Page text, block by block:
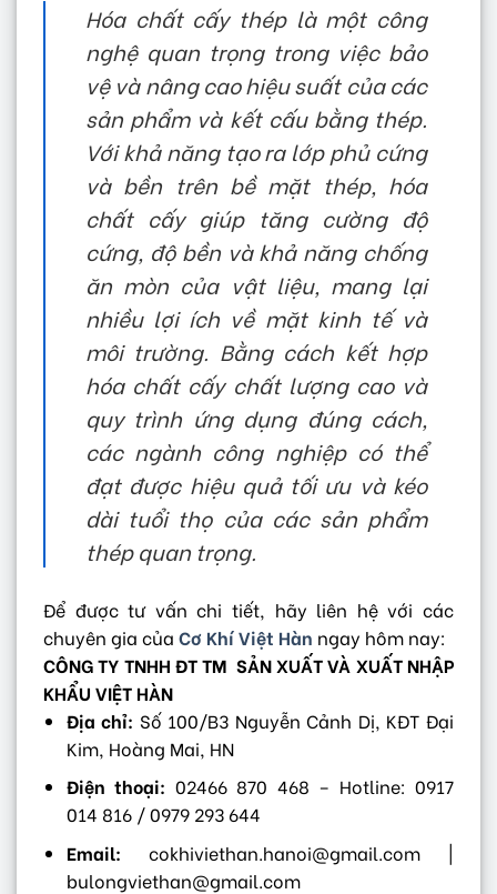
Hóa chất cấy thép là một công
nghệ quan trọng trong việc bảo
vệ và nâng cao hiệu suất của các
sản phẩm và kết cấu bằng thép.
Với khả năng tạo ra lớp phủ cứng
và bền trên bề mặt thép, hóa
chất cấy giúp tăng cường độ
cứng, độ bền và khả năng chống
ăn mòn của vật liệu, mang lại
nhiều lợi ích về mặt kinh tế và
môi trường. Bằng cách kết hợp
hóa chất cấy chất lượng cao và
quy trình ứng dụng đúng cách,
các ngành công nghiệp có thể
đạt được hiệu quả tối ưu và kéo
dài tuổi thọ của các sản phẩm
thép quan trọng.
Để được tư vấn chi tiết, hãy liên hệ với các
chuyên gia của Cơ Khí Việt Hàn ngay hôm nay:
CÔNG TY TNHH ĐT TM SẢN XUẤT VÀ XUẤT NHẬP
KHẨU VIỆT HÀN
Địa chỉ: Số 100/B3 Nguyễn Cảnh Dị, KĐT Đại
Kim, Hoàng Mai, HN
Điện thoại: 02466 870 468 – Hotline: 0917
014 816 / 0979 293 644
Email: cokhiviethan.hanoi@gmail.com |
bulongviethan@gmail.com